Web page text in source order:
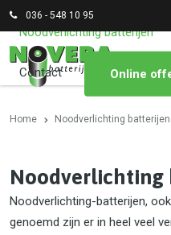
036 - 548 10 95
Noodverlichting batterijen
Contact Online
Home Noodverlichting batterijen
Noodverlichting
Noodverlichting-batterijen,
genoemd zijn er in heel veel